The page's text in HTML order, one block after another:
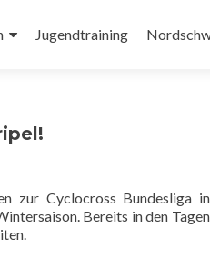
Jugendtraining
zur Cyclocross Bundesliga in
Bereits in den Tagen